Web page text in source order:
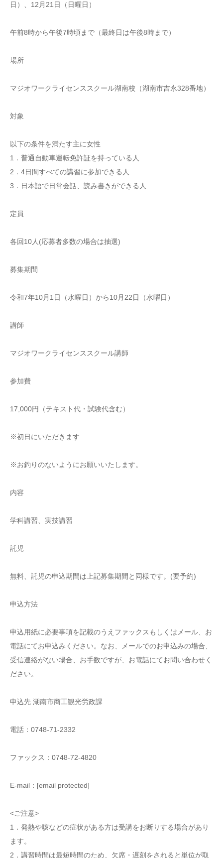
日）、12月21日（日曜日）
午前8時から午後7時頃まで（最終日は午後8時まで）
場所
マジオワークライセンススクール湖南校（湖南市吉永328番地）
対象
以下の条件を満たす主に女性
1．普通自動車運転免許証を持っている人
2．4日間すべての講習に参加できる人
3．日本語で日常会話、読み書きができる人
定員
各回10人(応募者多数の場合は抽選)
募集期間
令和7年10月1日（水曜日）から10月22日（水曜日）
講師
マジオワークライセンススクール講師
参加費
17,000円（テキスト代・試験代含む）
※初日にいただきます
※お釣りのないようにお願いいたします。
内容
学科講習、実技講習
託児
無料、託児の申込期間は上記募集期間と同様です。(要予約)
申込方法
申込用紙に必要事項を記載のうえファックスもしくはメール、お
電話にてお申込みください。なお、メールでのお申込みの場合、
受信連絡がない場合、お手数ですが、お電話にてお問い合わせく
ださい。
申込先 湖南市商工観光労政課
電話：0748-71-2332
ファックス：0748-72-4820
E-mail：[email protected]
<ご注意>
1．発熱や咳などの症状がある方は受講をお断りする場合があり
ます。
2．講習時間は最短時間のため、欠席・遅刻をされると単位が取